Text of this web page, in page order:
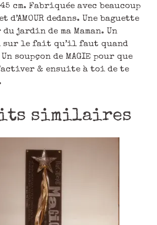
cm. Fabriquée avec beaucoup
d’AMOUR dedans. Une baguette
jardin de ma Maman. Un
le fait qu’il faut quand
Un soupçon de MAGIE pour que
& ensuite à toi de te
similaires